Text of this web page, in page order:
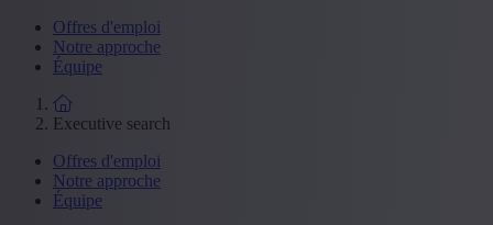
Offres d'emploi
Notre approche
Équipe
Executive search
Offres d'emploi
Notre approche
Équipe